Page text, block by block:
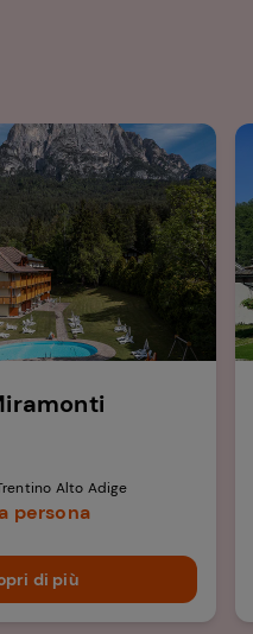
Alto Adige​
persona
di più